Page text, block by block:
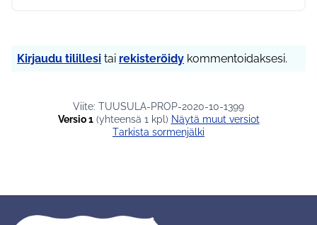
Kirjaudu tilillesi tai rekisteröidy kommentoidaksesi.
Viite: TUUSULA-PROP-2020-10-1399
Versio 1(yhteensä 1 kpl)
näytä muut versiot
Tarkista sormenjälki